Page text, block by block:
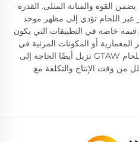
القوة والمتانة المثلى. القدرة
عبر اللحام تؤدي إلى مظهر موحد
قيمة خاصة في التطبيقات التي يكون
المعمارية أو المكونات المرئية في
المنتجات الفاخرة. الطبيعة النظيفة للحام GTAW تزيل أيضًا الحاجة إلى
من وقت الإنتاج والتكلفة مع